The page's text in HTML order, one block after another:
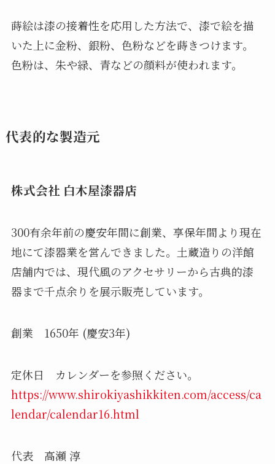
蒔絵は漆の接着性を応用した方法で、漆で絵を描
いた上に金粉、銀粉、色粉などを蒔きつけます。
色粉は、朱や緑、青などの顔料が使われます。
代表的な製造元
株式会社 白木屋漆器店
300有余年前の慶安年間に創業、享保年間より現在
地にて漆器業を営んできました。土蔵造りの洋館
店舗内では、現代風のアクセサリーから古典的漆
器まで千点余りを展示販売しています。
創業 1650年 (慶安3年)
定休日 カレンダーを参照ください。
https://www.shirokiyashikkiten.com/access/ca
lendar/calendar16.html
代表 高瀬 淳